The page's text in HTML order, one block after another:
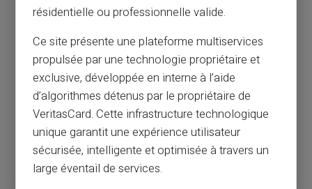
Article précédent
Apprendre la gestion financière aux jeunes
avec une carte prépayée
Article suivant
résidentielle ou professionnelle valide.
Ce site présente une plateforme multiservices
propulsée par une technologie propriétaire et
exclusive, développée en interne à l’aide
d’algorithmes détenus par le propriétaire de
VeritasCard. Cette infrastructure technologique
unique garantit une expérience utilisateur
sécurisée, intelligente et optimisée à travers un
large éventail de services.